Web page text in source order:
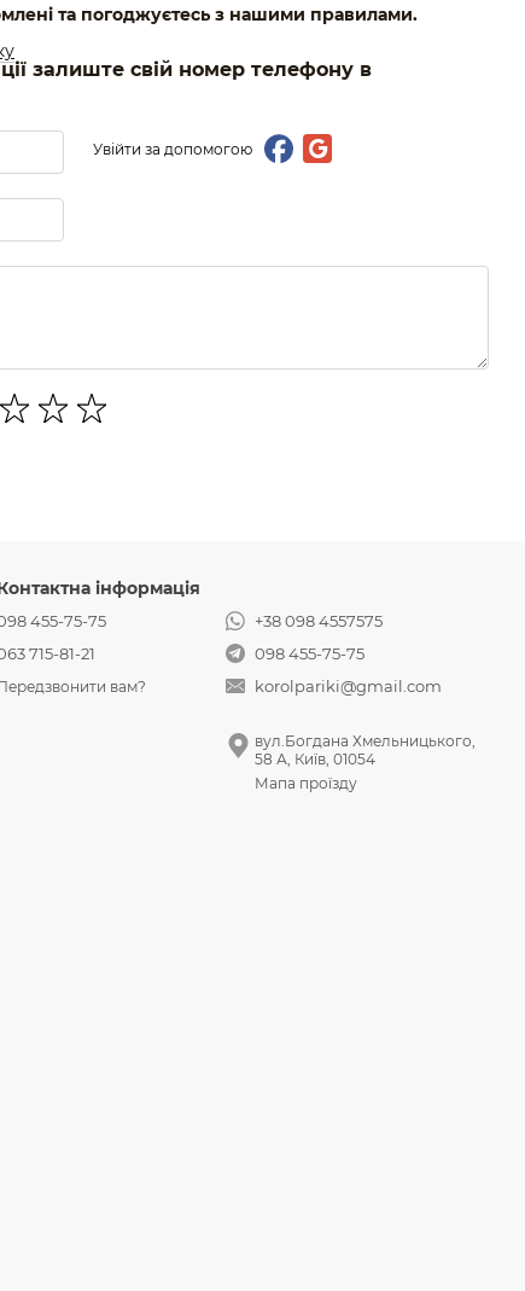
та погоджуєтесь з нашими правилами.
залиште свій номер телефону в
Увійти за допомогою
інформація
455-75-75
715-81-21
вам?
+38 098 4557575
098 455-75-75
korolpariki@gmail.com
вул.Богдана Хмельницького,
58 А, Київ, 01054
Мапа проїзду